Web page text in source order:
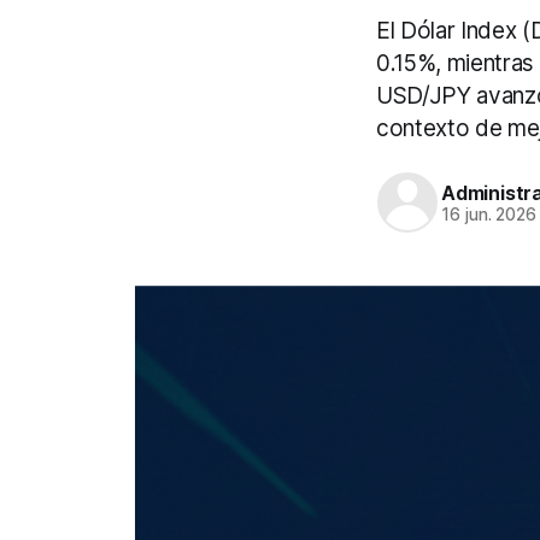
El Dólar Index
0.15%,
USD/JPY
contexto de
16 jun. 2026